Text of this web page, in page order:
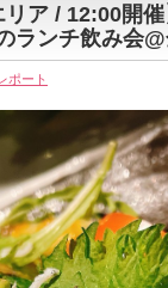
リア / 12:00開
ランチ飲み会
ポート